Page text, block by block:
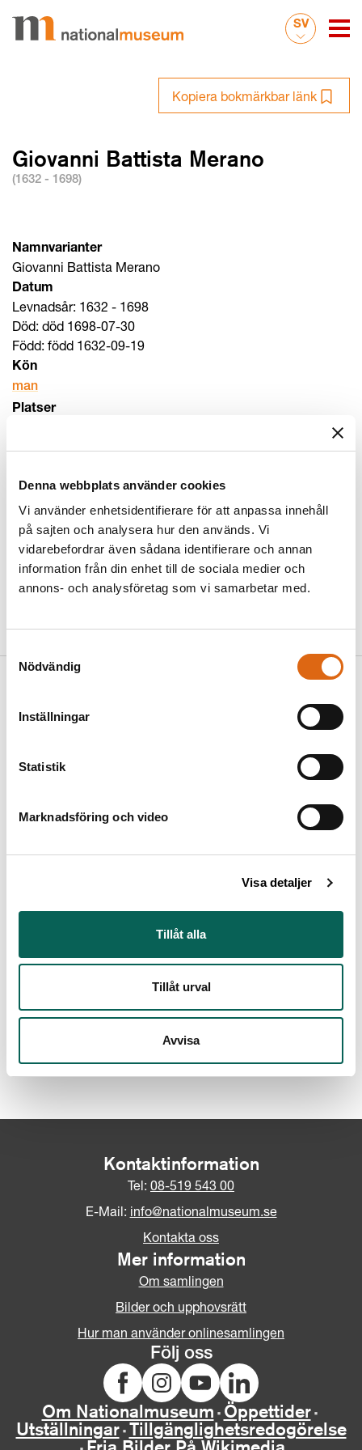
Denna webbplats använder cookies
Vi använder enhetsidentifierare för att anpassa innehåll
på sajten och analysera hur den används. Vi
vidarebefordrar även sådana identifierare och annan
information från din enhet till de sociala medier och
annons- och analysföretag som vi samarbetar med.
Nödvändig
Inställningar
Statistik
Marknadsföring och video
Visa detaljer
Tillåt alla
Tillåt urval
Avvisa
SV
Kopiera bokmärkbar länk
Giovanni Battista Merano
(1632 - 1698)
Namnvarianter
Giovanni Battista Merano
Datum
Levnadsår: 1632 - 1698
Död: död 1698-07-30
Född: född 1632-09-19
Kön
man
Platser
Födelseort:Genova
italiensk
Funktion
etsare,tecknare,grafiker,målare
Externa länkar
Wikidata:http://www.wikidata.org/entity/Q3107077
VIAF:http://viaf.org/viaf/37827500
bakifrån
Kontaktinformation
Tel: 08-519 543 00
E-Mail: info@nationalmuseum.se
Kontakta oss
Mer information
Om samlingen
Bilder och upphovsrätt
Hur man använder onlinesamlingen
Följ oss
Om Nationalmuseum Öppettider
Utställningar Tillgänglighetsredogörelse